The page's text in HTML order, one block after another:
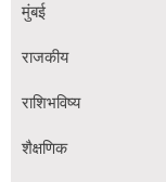
मुंबई
राजकीय
राशिभविष्य
शैक्षणिक